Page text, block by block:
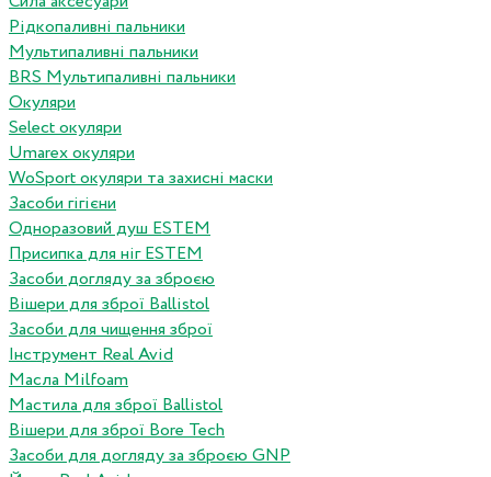
Рідкопаливні пальники
Мультипаливні пальники
BRS Мультипаливні пальники
Окуляри
Select окуляри
Umarex окуляри
WoSport окуляри та захисні маски
Засоби гігієни
Одноразовий душ ESTEM
Присипка для ніг ESTEM
Засоби догляду за зброєю
Вішери для зброї Ballistol
Засоби для чищення зброї
Інструмент Real Avid
Масла Milfoam
Мастила для зброї Ballistol
Вішери для зброї Bore Tech
Засоби для догляду за зброєю GNP